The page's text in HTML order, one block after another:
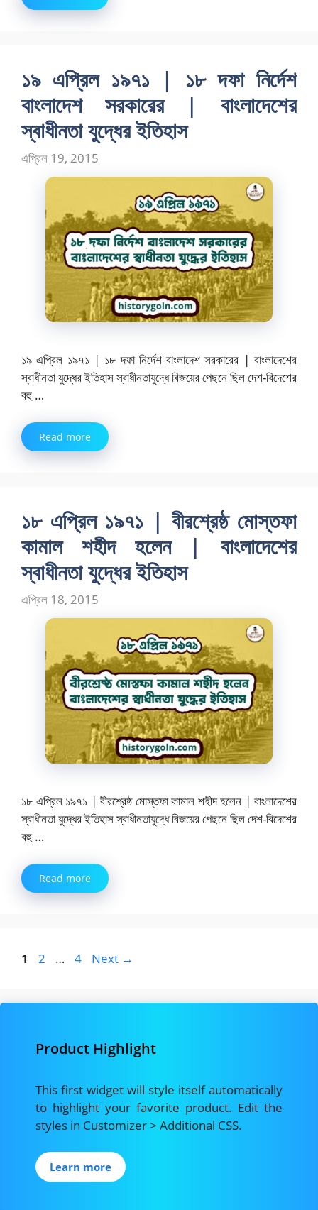
১৯ এপ্রিল ১৯৭১ | ১৮ দফা নির্দেশ
বাংলাদেশ সরকারের | বাংলাদেশের
স্বাধীনতা যুদ্ধের ইতিহাস
এপ্রিল 19, 2015
১৯ এপ্রিল ১৯৭১ | ১৮ দফা নির্দেশ বাংলাদেশ সরকারের | বাংলাদেশের
স্বাধীনতা যুদ্ধের ইতিহাস স্বাধীনতাযুদ্ধে বিজয়ের পেছনে ছিল দেশ-বিদেশের
বহু …
Read more
১৮ এপ্রিল ১৯৭১ | বীরশ্রেষ্ঠ মোস্তফা
কামাল শহীদ হলেন | বাংলাদেশের
স্বাধীনতা যুদ্ধের ইতিহাস
এপ্রিল 18, 2015
১৮ এপ্রিল ১৯৭১ | বীরশ্রেষ্ঠ মোস্তফা কামাল শহীদ হলেন | বাংলাদেশের
স্বাধীনতা যুদ্ধের ইতিহাস স্বাধীনতাযুদ্ধে বিজয়ের পেছনে ছিল দেশ-বিদেশের
বহু …
Read more
Page
1 Page
2 … Page
4 Next →
Product Highlight
This first widget will style itself automatically
to highlight your favorite product. Edit the
styles in Customizer > Additional CSS.
Learn more